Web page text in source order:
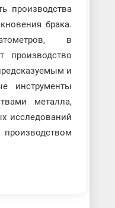
производства
брака.
в
производство
и
инструменты
металла,
исследований